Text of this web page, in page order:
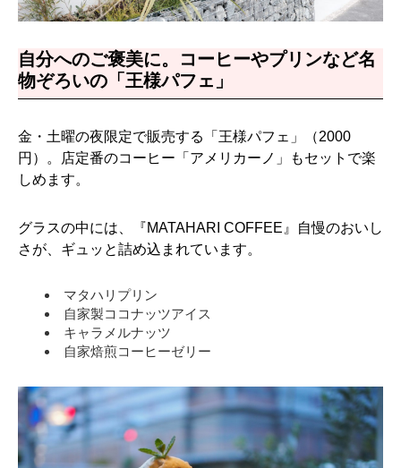
自分へのご褒美に。コーヒーやプリンなど名
物ぞろいの「王様パフェ」
金・土曜の夜限定で販売する「王様パフェ」（2000
円）。店定番のコーヒー「アメリカーノ」もセットで楽
しめます。
グラスの中には、『MATAHARI COFFEE』自慢のおいし
さが、ギュッと詰め込まれています。
マタハリプリン
自家製ココナッツアイス
キャラメルナッツ
自家焙煎コーヒーゼリー